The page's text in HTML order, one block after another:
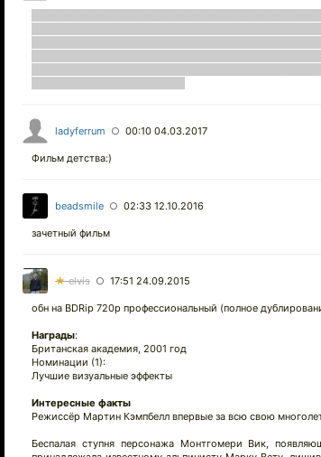
ladyferrum ○ 00:10 04.03.2017
Фильм детства:)
beadsmile ○ 02:33 12.10.2016
зачетный фильм
★elvis ○ 17:51 24.09.2015
обн на BDRip 720р профессиональный (полное
Награды:
Британская академия, 2001 год
Номинации (1):
Лучшие визуальные эффекты
Интересные факты
Режиссёр Мартин Кэмпбелл впервые за всю свою
Беспалая ступня персонажа Монтгомери Вик,